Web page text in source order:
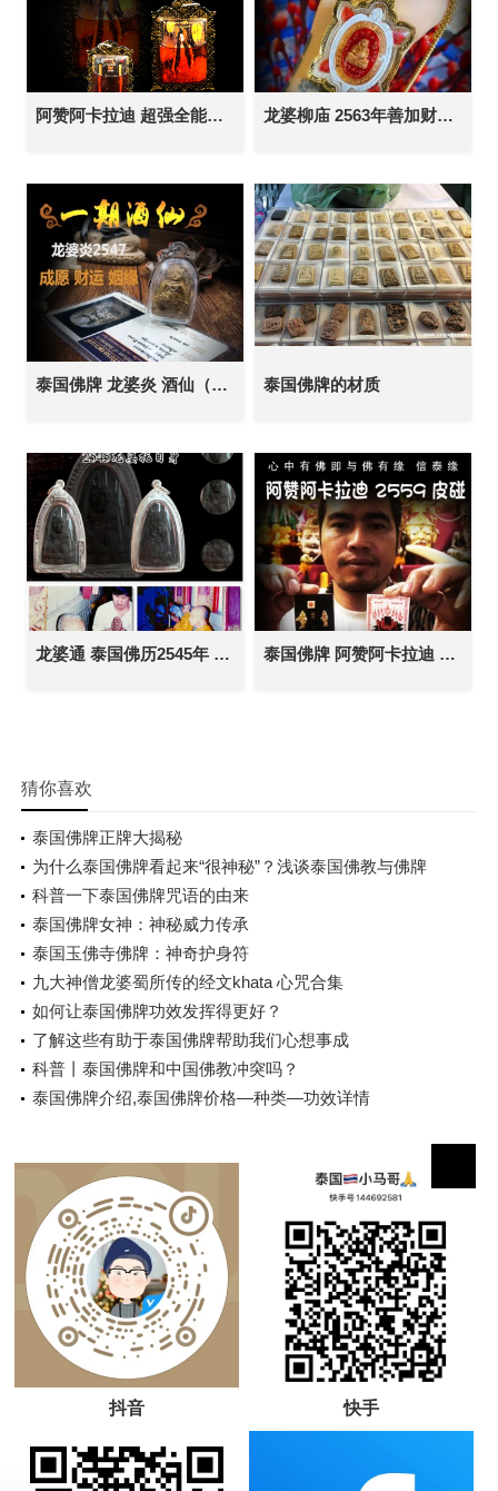
阿赞阿卡拉迪 超强全能红油59女灵 泰国佛牌 感情人缘 桃花夜场贵人缘 财运生意 事业求愿 龙婆柳庙 2563年善加财财富龟 泰国佛牌 招财求愿 人缘生意 智慧福运
泰国佛牌 龙婆炎 酒仙（帕习撒冷） 南平妈妈符布 成愿招财 姻缘感情 求子纳福 事业生意 转运旺运 泰国佛牌的材质
​龙婆通 泰国佛历2545年 龙普托自身牌 泰国佛牌 阿赞阿卡拉迪 皮碰 成愿招财 人缘桃花 赌博生意 事业办事
猜你喜欢
泰国佛牌正牌大揭秘
为什么泰国佛牌看起来“很神秘”？浅谈泰国佛教与佛牌
科普一下泰国佛牌咒语的由来
泰国佛牌女神：神秘威力传承
泰国玉佛寺佛牌：神奇护身符
九大神僧龙婆蜀所传的经文khata 心咒合集
如何让泰国佛牌功效发挥得更好？
了解这些有助于泰国佛牌帮助我们心想事成
科普丨泰国佛牌和中国佛教冲突吗？
泰国佛牌介绍,泰国佛牌价格—种类—功效详情
抖音 快手